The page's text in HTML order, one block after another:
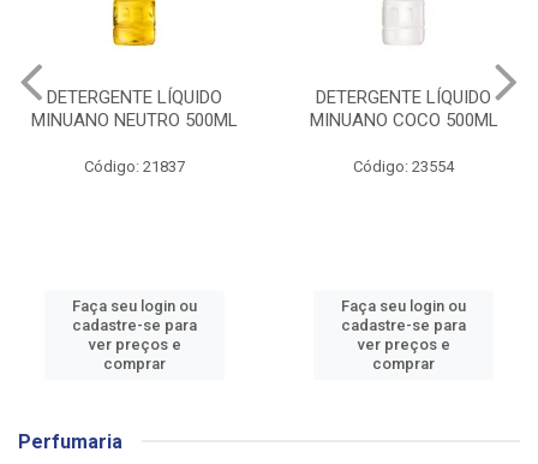
DETERGENTE LÍQUIDO
MINUANO NEUTRO 500ML
Código: 21837
Faça seu login ou
cadastre-se para
ver preços e
comprar
DETERGENTE LÍQUIDO
MINUANO COCO 500ML
Código: 23554
Faça seu login ou
cadastre-se para
ver preços e
comprar
Perfumaria